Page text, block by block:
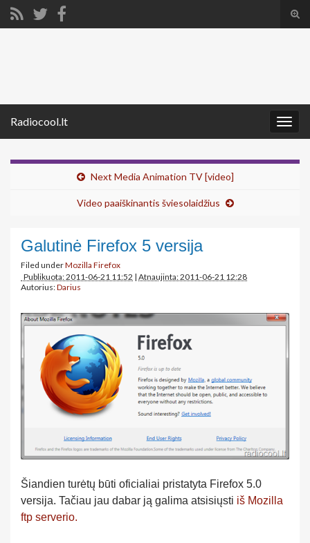
Radiocool.lt
Next Media Animation TV [video]
Video paaiškinantis šviesolaidžius
Galutinė Firefox 5 versija
Filed underMozilla Firefox
Publikuota: 2011-06-21 11:52 | Atnaujinta: 2011-06-21 12:28
Autorius:Darius
Šiandien turėtų būti oficialiai pristatyta Firefox 5.0
versija. Tačiau jau dabar ją galima atsisiųsti iš Mozilla
ftp serverio.